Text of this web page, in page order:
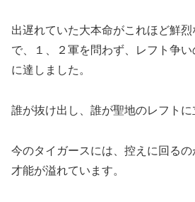
出遅れていた大本命がこれほど鮮
で、１、２軍を問わず、レフト争
に達しました。
誰が抜け出し、誰が聖地のレフトに
今のタイガースには、控えに回る
才能が溢れています。